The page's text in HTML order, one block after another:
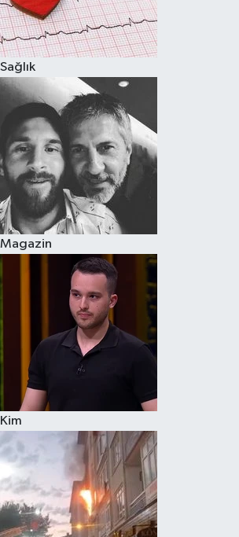
Sağlık
Magazin
Kim
Spor
Çocuk
Eğitim
Hava Durumu
Kadın
Kim kimdir?
Kültür Sanat
Sağlık
Siyaset
Teknoloji
Televizyon
Yaşam-Çevre